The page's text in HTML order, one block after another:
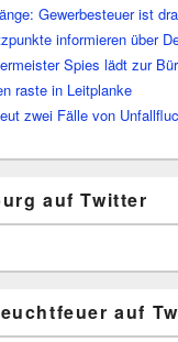
Gewerbesteuer ist
informieren über
Spies lädt zur
raste in Leitplanke
zwei Fälle von
auf Twitter
auf